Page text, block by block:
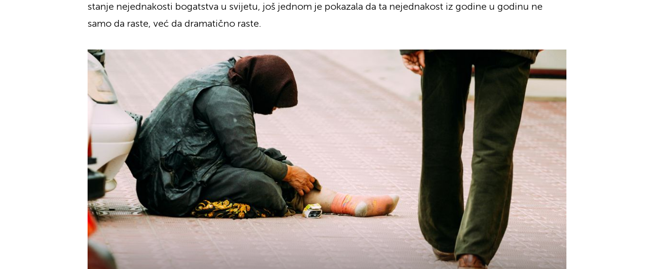
stanje nejednakosti bogatstva u svijetu, još jednom je pokazala da ta nejednakost iz godine u godinu ne
samo da raste, već da dramatično raste.